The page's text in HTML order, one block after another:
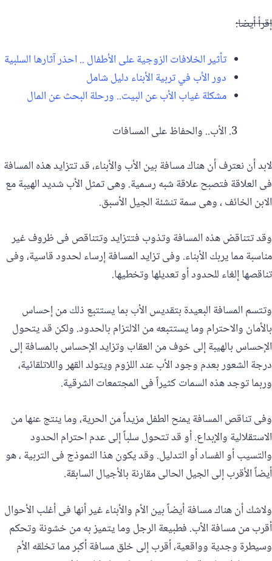
إقرأ أيضا:
تأثير الخلافات الزوجية على الأطفال .. احذر آثارها السلبية
دور الأب في تربية الأبناء دليل شامل
مشكلة غياب الأب عن البيت.. ورحلة البحث عن المال
الأب.. والحفاظ على المسافات
لابد أن نعترف أن هناك مسافة بين الأب والأبناء، قد تتزايد هذه المسافة
فى العلاقة فتصبح علاقة شبه رسمية. وهى تمثل الأب شديد الهيبة مع
الابن الخائف ، وهى سمة تنشئة الجيل الأسبق.
وقد تتناقض هذه المسافة وتذوب فتتزايد وتتناقص فى ظروف غير
مناسبة مما يربك الأبناء. وفى تزايد المسافة إرساء لحدود قاسية، وفى
تناقصها إلغاء للحدود أو تعديلها وتخطيها.
وتتسم المسافة البعيدة بتقديس الأب بما يستتبع ذلك من إحساس
بالأمان والاحترام وما يستتبعه من الالتزام بالحدود. ولكن قد يتحول
الإحساس بالهيبة إلى خوف من العقاب وتزايد الإحساس بالمسافة إلى
درجة الشعور بعدم وجود الأب عند اللزوم ويتولد القهر واللاتلقائية،
وربما توجد هذه السمات كثيراً فى المجتمعات الشرقية.
وفى تناقص المسافة يمنح الطفل مزيداً من الحرية، وما ينتج عنها من
الاستقلالية والإبداع. أو قد تتحول سلباً إلى عدم احترام الحدود
والتسيب أو الفساد أو التدليل. وقد يكون هذا النموذج فى التربية ، هو
أيضاً الأقرب إلى الجيل الحالى مقارنة بالأجيال السابقة.
ولاشك أن هناك مسافة أيضاً بين الأم والأبناء غير أنها فى أغلب الأحوال
أقرب من مسافة الأب. فطبيعة الرجل وما يتميز به من خشونة وتحكم
وسيطرة وجدية وواقعية، أقرب إلى خلق مسافة أكبر مما تخلقه الأم